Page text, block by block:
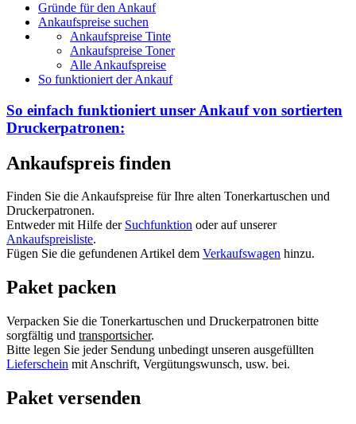
Gründe für den Ankauf
Ankaufspreise suchen
Ankaufspreise Tinte
Ankaufspreise Toner
Alle Ankaufspreise
So funktioniert der Ankauf
So einfach funktioniert unser Ankauf von sortierten
Druckerpatronen:
Ankaufspreis finden
Finden Sie die Ankaufspreise für Ihre alten Tonerkartuschen und
Druckerpatronen.
Entweder mit Hilfe der Suchfunktion oder auf unserer
Ankaufspreisliste.
Fügen Sie die gefundenen Artikel dem Verkaufswagen hinzu.
Paket packen
Verpacken Sie die Tonerkartuschen und Druckerpatronen bitte
sorgfältig und transportsicher.
Bitte legen Sie jeder Sendung unbedingt unseren ausgefüllten
Lieferschein mit Anschrift, Vergütungswunsch, usw. bei.
Paket versenden